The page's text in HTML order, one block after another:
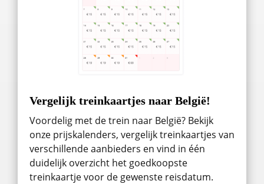
Vergelijk treinkaartjes naar België!
Voordelig met de trein naar België? Bekijk
onze prijskalenders, vergelijk treinkaartjes van
verschillende aanbieders en vind in één
duidelijk overzicht het goedkoopste
treinkaartje voor de gewenste reisdatum.